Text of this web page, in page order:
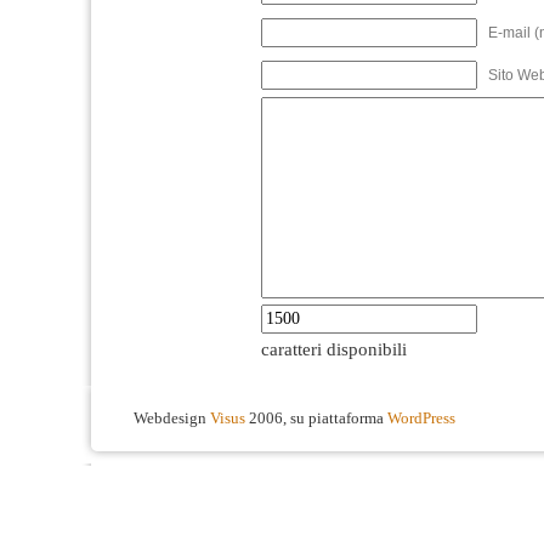
E-mail
Sito
caratteri disponibili
Webdesign Visus 2006, su piattaforma WordPress